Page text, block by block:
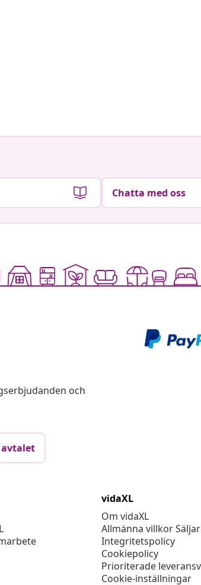
Chatta med oss
och
vidaXL
Om vidaXL
Allmänna villkor
Integritetspolicy
Cookiepolicy
Prioriterade
Cookie-inställningar